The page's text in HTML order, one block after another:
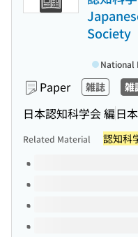
Society
Paper 雑誌 雑
日本認知科学会 編日
National
Related Material 認知科
Volumes of this title